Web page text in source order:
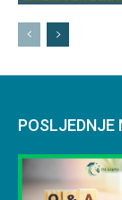
POSLJEDNJE